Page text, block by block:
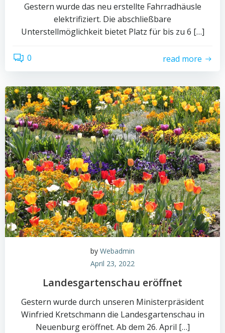
Gestern wurde das neu erstellte Fahrradhäusle
elektrifiziert. Die abschließbare
Unterstellmöglichkeit bietet Platz für bis zu 6 […]
0 read more
by Webadmin
April 23, 2022
Landesgartenschau eröffnet
Gestern wurde durch unseren Ministerpräsident
Winfried Kretschmann die Landesgartenschau in
Neuenburg eröffnet. Ab dem 26. April […]